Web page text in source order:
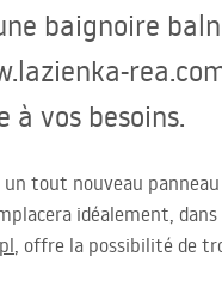
baignoire
vos besoins.
tout nouveau panneau
idéalement, dans
, offre la possibilité de